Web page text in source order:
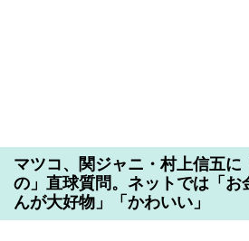
マツコ、関ジャニ・村上信五に
の」直球質問。ネットでは「お
んが大好物」「かわいい」